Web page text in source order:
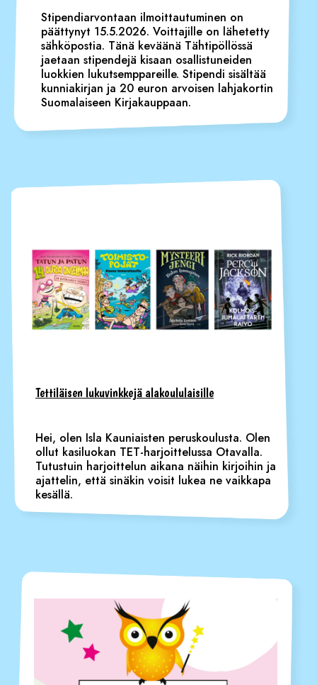
Stipendiarvontaan ilmoittautuminen on
päättynyt 15.5.2026. Voittajille on lähetetty
sähköpostia. Tänä keväänä Tähtipöllössä
jaetaan stipendejä kisaan osallistuneiden
luokkien lukutsemppareille. Stipendi sisältää
kunniakirjan ja 20 euron arvoisen lahjakortin
Suomalaiseen Kirjakauppaan.
Tettiläisen lukuvinkkejä alakoululaisille
Hei, olen Isla Kauniaisten peruskoulusta. Olen
ollut kasiluokan TET-harjoittelussa Otavalla.
Tutustuin harjoittelun aikana näihin kirjoihin ja
ajattelin, että sinäkin voisit lukea ne vaikkapa
kesällä.